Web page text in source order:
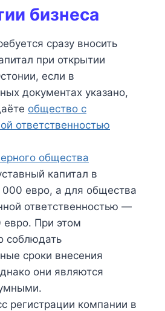
бизнеса
сразу вносить
при открытии
если в
документах указано,
общество с
ответственностью
общества
капитал в
000 евро, а для общества
ответственностью —
евро. При этом
соблюдать
сроки внесения
они являются
регистрации компании в